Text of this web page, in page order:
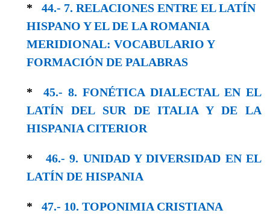
* 44.- 7. RELACIONES ENTRE EL LATÍN
HISPA­NO Y EL DE LA ROMANIA
MERIDIONAL: VOCABULARIO Y
FORMACIÓN DE PALABRAS
* 45.- 8. FONÉTICA DIALECTAL EN EL
LATÍN DEL SUR DE ITALIA Y DE LA
HISPANIA CITERIOR
* 46.- 9. UNIDAD Y DIVERSIDAD EN EL
LA­TÍN DE HISPANIA
* 47.- 10. TOPONIMIA CRISTIANA